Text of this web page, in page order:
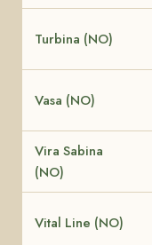
Turbina (NO)
Vasa (NO)
Vira Sabina
(NO)
Vital Line (NO)